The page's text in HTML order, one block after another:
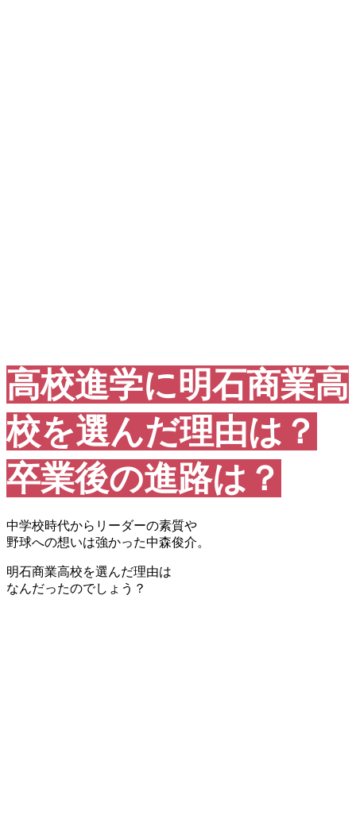
高校進学に明石商業高
校を選んだ理由は？
卒業後の進路は？
中学校時代からリーダーの素質や
野球への想いは強かった中森俊介。
明石商業高校を選んだ理由は
なんだったのでしょう？